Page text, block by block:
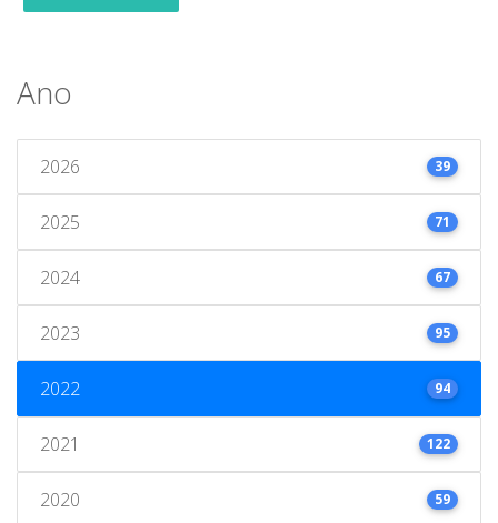
Ano
2026 39
2025 71
2024 67
2023 95
2022 94
2021 122
2020 59